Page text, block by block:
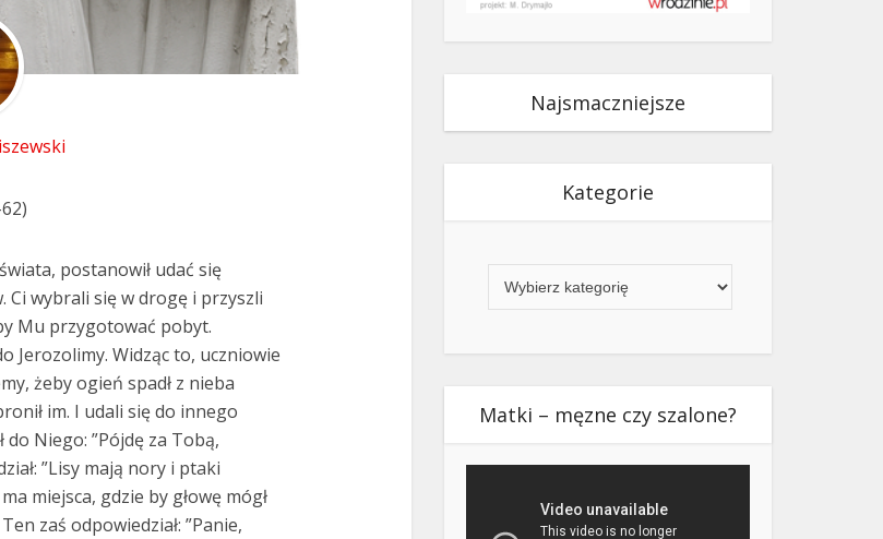
postanowił udać się
Ci wybrali się w drogę i przyszli
Mu przygotować pobyt.
Jerozolimy. Widząc to, uczniowie
żeby ogień spadł z nieba
im. I udali się do innego
Niego: ”Pójdę za Tobą,
”Lisy mają nory i ptaki
miejsca, gdzie by głowę mógł
zaś odpowiedział: ”Panie,
Najsmaczniejsze
Kategorie
Matki – męzne czy szalone?